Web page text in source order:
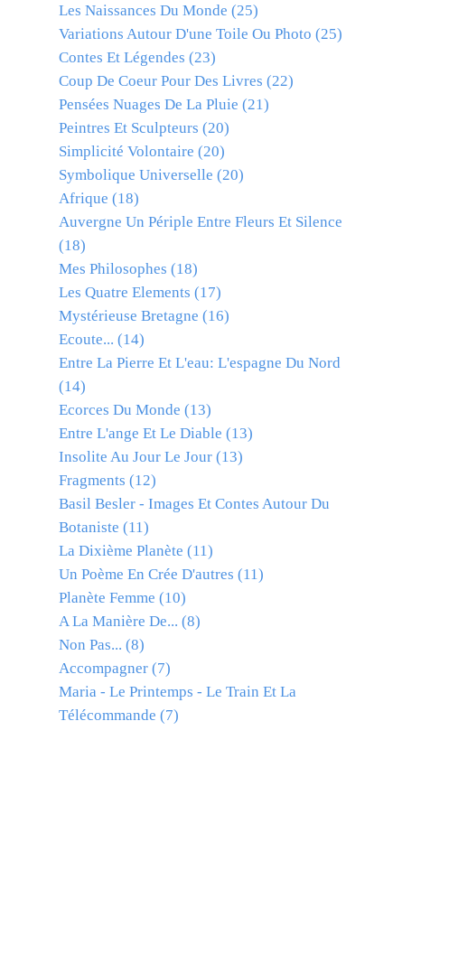
Les Naissances Du Monde (25)
Variations Autour D'une Toile Ou Photo (25)
Contes Et Légendes (23)
Coup De Coeur Pour Des Livres (22)
Pensées Nuages De La Pluie (21)
Peintres Et Sculpteurs (20)
Simplicité Volontaire (20)
Symbolique Universelle (20)
Afrique (18)
Auvergne Un Périple Entre Fleurs Et Silence
(18)
Mes Philosophes (18)
Les Quatre Elements (17)
Mystérieuse Bretagne (16)
Ecoute... (14)
Entre La Pierre Et L'eau: L'espagne Du Nord
(14)
Ecorces Du Monde (13)
Entre L'ange Et Le Diable (13)
Insolite Au Jour Le Jour (13)
Fragments (12)
Basil Besler - Images Et Contes Autour Du
Botaniste (11)
La Dixième Planète (11)
Un Poème En Crée D'autres (11)
Planète Femme (10)
A La Manière De... (8)
Non Pas... (8)
Accompagner (7)
Maria - Le Printemps - Le Train Et La
Télécommande (7)